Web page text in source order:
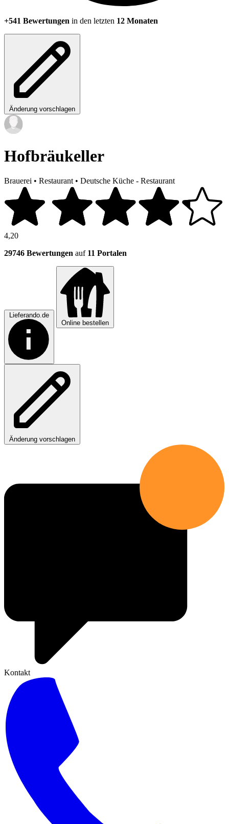
+541 Bewertungen in den letzten 12 Monaten
Änderung vorschlagen
Hofbräukeller
Brauerei • Restaurant • Deutsche Küche - Restaurant
4,20
29746 Bewertungen auf 11 Portalen
Lieferando.de
Online bestellen
Änderung vorschlagen
Kontakt